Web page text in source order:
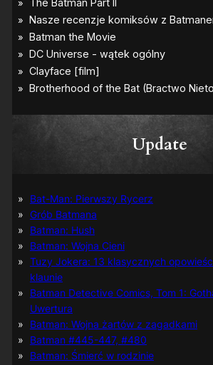
Update
Bat-Man: Pierwszy Rycerz
Grób Batmana
Batman: Hush
Batman: Wojna Cieni
Tuzy Jokera: 13 klasycznych
klaunie
Batman Detective Comics, Tom 1:
Uwertura
Batman: Wojna żartów z zagadkami
Batman #445-447, #480
Batman: Śmierć w rodzinie